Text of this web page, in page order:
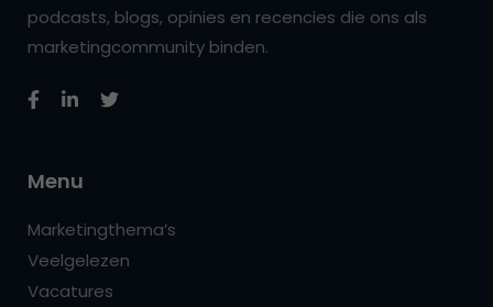
podcasts, blogs, opinies en recencies die ons als
marketingcommunity binden.
Menu
Marketingthema’s
Veelgelezen
Vacatures